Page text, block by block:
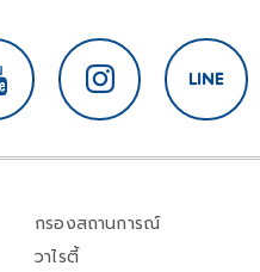
กรองสถานการณ์
วาไรตี้